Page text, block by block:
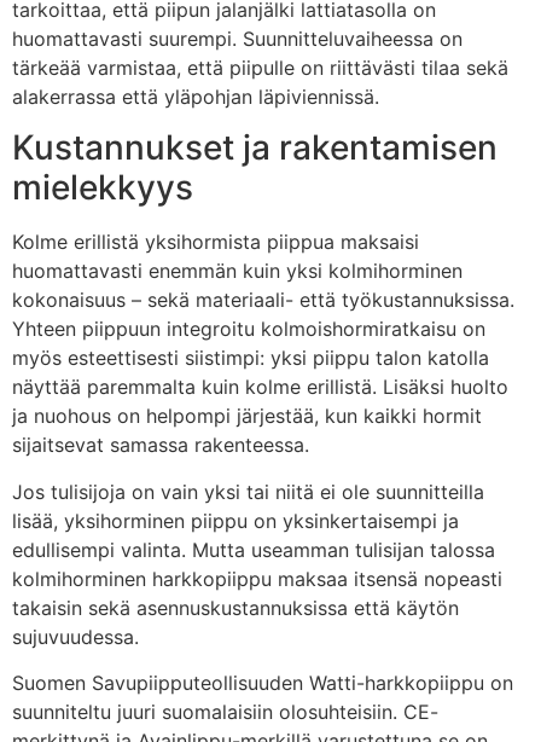
tarkoittaa, että piipun jalanjälki lattiatasolla on
huomattavasti suurempi. Suunnitteluvaiheessa on
tärkeää varmistaa, että piipulle on riittävästi tilaa sekä
alakerrassa että yläpohjan läpiviennissä.
Kustannukset ja rakentamisen
mielekkyys
Kolme erillistä yksihormista piippua maksaisi
huomattavasti enemmän kuin yksi kolmihorminen
kokonaisuus – sekä materiaali- että työkustannuksissa.
Yhteen piippuun integroitu kolmoishormiratkaisu on
myös esteettisesti siistimpi: yksi piippu talon katolla
näyttää paremmalta kuin kolme erillistä. Lisäksi huolto
ja nuohous on helpompi järjestää, kun kaikki hormit
sijaitsevat samassa rakenteessa.
Jos tulisijoja on vain yksi tai niitä ei ole suunnitteilla
lisää, yksihorminen piippu on yksinkertaisempi ja
edullisempi valinta. Mutta useamman tulisijan talossa
kolmihorminen harkkopiippu maksaa itsensä nopeasti
takaisin sekä asennuskustannuksissa että käytön
sujuvuudessa.
Suomen Savupiipputeollisuuden Watti-harkkopiippu on
suunniteltu juuri suomalaisiin olosuhteisiin. CE-